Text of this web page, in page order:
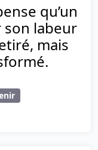
qu’un
labeur
mais